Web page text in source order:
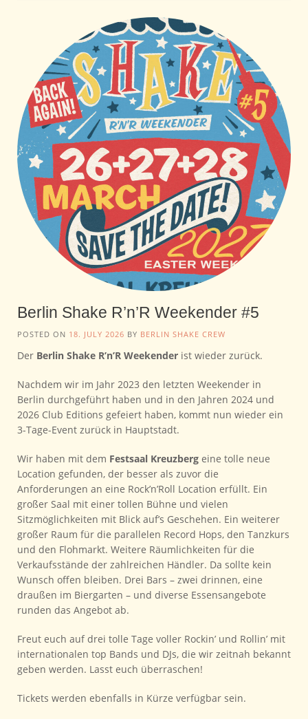
Berlin Shake R’n’R Weekender #5
POSTED ON 18. JULY 2026 BY BERLIN SHAKE CREW
Der Berlin Shake R’n’R Weekender ist wieder zurück.
Nachdem wir im Jahr 2023 den letzten Weekender in
Berlin durchgeführt haben und in den Jahren 2024 und
2026 Club Editions gefeiert haben, kommt nun wieder ein
3-Tage-Event zurück in Hauptstadt.
Wir haben mit dem Festsaal Kreuzberg eine tolle neue
Location gefunden, der besser als zuvor die
Anforderungen an eine Rock’n’Roll Location erfüllt. Ein
großer Saal mit einer tollen Bühne und vielen
Sitzmöglichkeiten mit Blick auf’s Geschehen. Ein weiterer
großer Raum für die parallelen Record Hops, den Tanzkurs
und den Flohmarkt. Weitere Räumlichkeiten für die
Verkaufsstände der zahlreichen Händler. Da sollte kein
Wunsch offen bleiben. Drei Bars – zwei drinnen, eine
draußen im Biergarten – und diverse Essensangebote
runden das Angebot ab.
Freut euch auf drei tolle Tage voller Rockin’ und Rollin’ mit
internationalen top Bands und DJs, die wir zeitnah bekannt
geben werden. Lasst euch überraschen!
Tickets werden ebenfalls in Kürze verfügbar sein.